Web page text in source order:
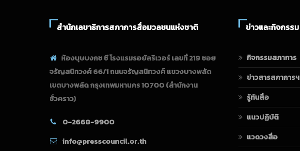
สำนักเลขาธิการสภาการสื่อมวลชนแห่งชาติ
ห้องบุษบงกช ซี โรงแรมรอยัลริเวอร์ เลขที่ 219 ซอย
จรัญสนิทวงศ์ 66/1 ถนนจรัญสนิทวงศ์ แขวงบางพลัด
เขตบางพลัด กรุงเทพมหานคร 10700(สำนักงาน
ชั่วคราว)
0-2668-9900
info@presscouncil.or.th
ข่าวและกิจกรรม
กิจกรรมสภาการ
ข่าวสารสภาการฯ
รู้ทันสื่อ
แนวปฏิบัติ
แวดวงสื่อ